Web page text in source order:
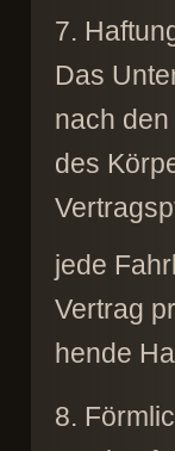
7.
Das
nach
des
jede
Vertrag
hende
8.